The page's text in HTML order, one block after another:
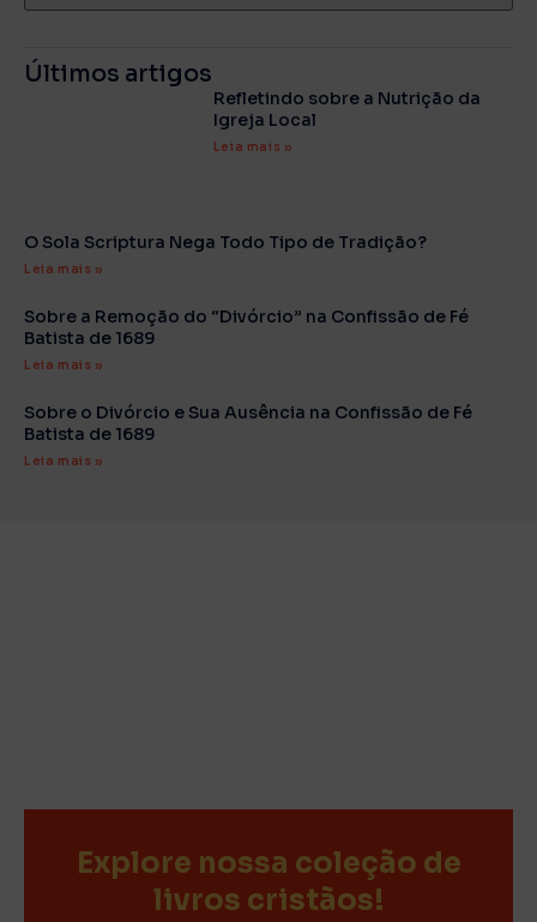
Últimos artigos
Refletindo sobre a Nutrição da
Igreja Local
Leia mais »
O Sola Scriptura Nega Todo Tipo de Tradição?
Leia mais »
Sobre a Remoção do “Divórcio” na Confissão de Fé
Batista de 1689
Leia mais »
Sobre o Divórcio e Sua Ausência na Confissão de Fé
Batista de 1689
Leia mais »
Explore nossa coleção de
livros cristãos!